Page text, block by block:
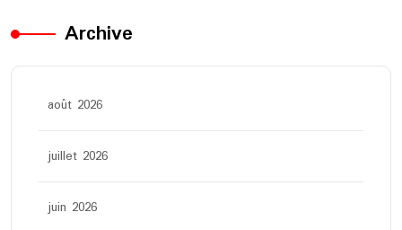
Archive
août 2026
juillet 2026
juin 2026